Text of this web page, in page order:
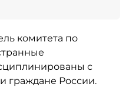
комитета по
с
граждане России.